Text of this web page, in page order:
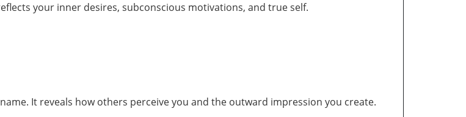
your inner desires, subconscious motivations, and true self.
It reveals how others perceive you and the outward impression you create.